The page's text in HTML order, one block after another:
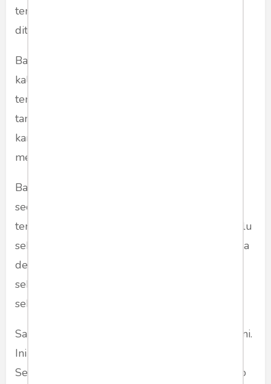
tentu sangat tahu, bagaimana kerusakan yang
ditinggalkan selama 10 tahun SBY berkuasa.
Bahkan virus ini masih juga sangat destruktif,
kala ia tak lagi di lingkar kekuasaan. Moeldoko
tentu sangat bisa paham bagaimana rezim los
tang yang penuh kebohongan. Bagaimana
karakter asli dari orang yang dulu
mengangkatnya jadi panglima.
Bagi saya sebagai orang Jawa, titik terendah
seorang manusia itu terjadi. Ketika ia secara
terbuka menuding orang yang ditolongnya dulu
sebagai "kacang yang lupa kulit". Ia lupa bahwa
dengan menyebutkan falsafah itu, ia benar
sekedar jadi kulit. Dan tak kuasa menghadapi
sebuah kacang....
Saran saya kepada publik, nikmati saja drama ini.
Inilah drama yang paling bullshit dan subtil.
Sekali lagi saya tak menduga bahwa Moeldoko